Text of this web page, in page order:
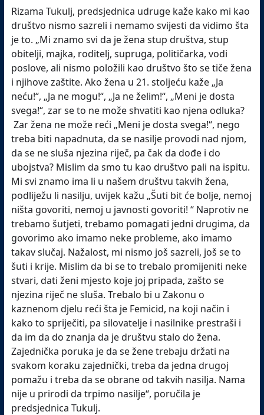
Rizama Tukulj, predsjednica udruge kaže kako mi kao
društvo nismo sazreli i nemamo svijesti da vidimo šta
je to. „Mi znamo svi da je žena stup društva, stup
obitelji, majka, roditelj, supruga, političarka, vodi
poslove, ali nismo položili kao društvo što se tiče žena
i njihove zaštite. Ako žena u 21. stoljeću kaže „Ja
neću!“, „Ja ne mogu!“, „Ja ne želim!“, „Meni je dosta
svega!“, zar se to ne može shvatiti kao njena odluka?
Zar žena ne može reći „Meni je dosta svega!“, nego
treba biti napadnuta, da se nasilje provodi nad njom,
da se ne sluša njezina riječ, pa čak da dođe i do
ubojstva? Mislim da smo tu kao društvo pali na ispitu.
Mi svi znamo ima li u našem društvu takvih žena,
podliježu li nasilju, uvijek kažu „Šuti bit će bolje, nemoj
ništa govoriti, nemoj u javnosti govoriti! “ Naprotiv ne
trebamo šutjeti, trebamo pomagati jedni drugima, da
govorimo ako imamo neke probleme, ako imamo
takav slučaj. Nažalost, mi nismo još sazreli, još se to
šuti i krije. Mislim da bi se to trebalo promijeniti neke
stvari, dati ženi mjesto koje joj pripada, zašto se
njezina riječ ne sluša. Trebalo bi u Zakonu o
kaznenom djelu reći šta je Femicid, na koji način i
kako to spriječiti, pa silovatelje i nasilnike prestraši i
da im da do znanja da je društvu stalo do žena.
Zajednička poruka je da se žene trebaju držati na
svakom koraku zajednički, treba da jedna drugoj
pomažu i treba da se obrane od takvih nasilja. Nama
nije u prirodi da trpimo nasilje“, poručila je
predsjednica Tukulj.